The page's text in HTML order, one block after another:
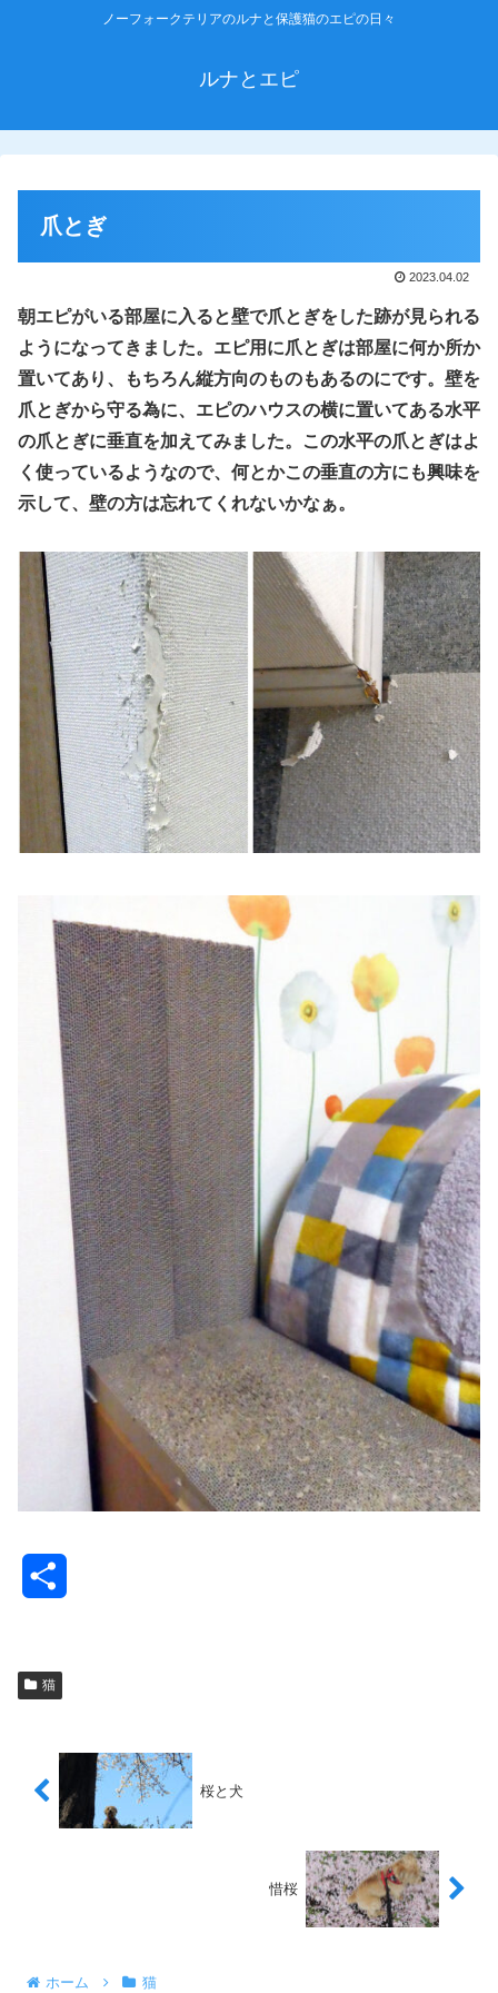
ノーフォークテリアのルナと保護猫のエピの日々
ルナとエピ
爪とぎ
2023.04.02
朝エピがいる部屋に入ると壁で爪とぎをした跡が見られる
ようになってきました。エピ用に爪とぎは部屋に何か所か
置いてあり、もちろん縦方向のものもあるのにです。壁を
爪とぎから守る為に、エピのハウスの横に置いてある水平
の爪とぎに垂直を加えてみました。この水平の爪とぎはよ
く使っているようなので、何とかこの垂直の方にも興味を
示して、壁の方は忘れてくれないかなぁ。
猫
桜と犬
惜桜
ホーム 猫